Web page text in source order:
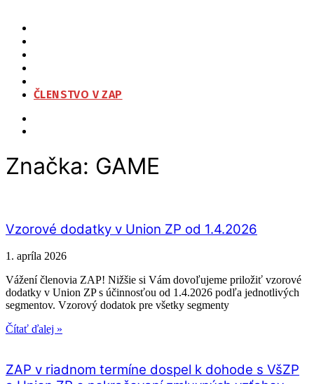
ČLENSTVO V ZAP
Značka: GAME
Vzorové dodatky v Union ZP od 1.4.2026
1. apríla 2026
Vážení členovia ZAP! Nižšie si Vám dovoľujeme priložiť vzorové
dodatky v Union ZP s účinnosťou od 1.4.2026 podľa jednotlivých
segmentov. Vzorový dodatok pre všetky segmenty
Čítať ďalej »
ZAP v riadnom termíne dospel k dohode s VšZP